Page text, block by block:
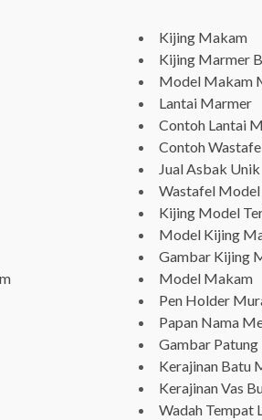
Kijing Makam
Kijing Marmer
Model Makam
Lantai Marmer
Contoh Lantai
Contoh
Jual Asbak Unik
Wastafel
Kijing Model
Model Kijing
Gambar Kijing
Model Makam
Pen Holder
Papan Nama
Gambar Patung
Kerajinan Batu
Kerajinan Vas
Wadah Tempat